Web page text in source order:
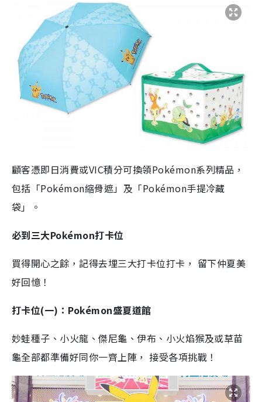
顧客憑即日消費或VIC積分可換領Pokémon系列精品，
包括「Pokémon縮骨遮」及「Pokémon手提冷藏
袋」。
必到三大Pokémon打卡位
買得開心之餘，記得去埋三大打卡位打卡， 留下仲夏美
好回憶！
打卡位(一)：Pokémon盛夏道館
妙蛙種子、小火龍、傑尼龜、伊布、小火焰猴及或草苗
龜全部都準備好同你一齊上陣， 接受各項挑戰！